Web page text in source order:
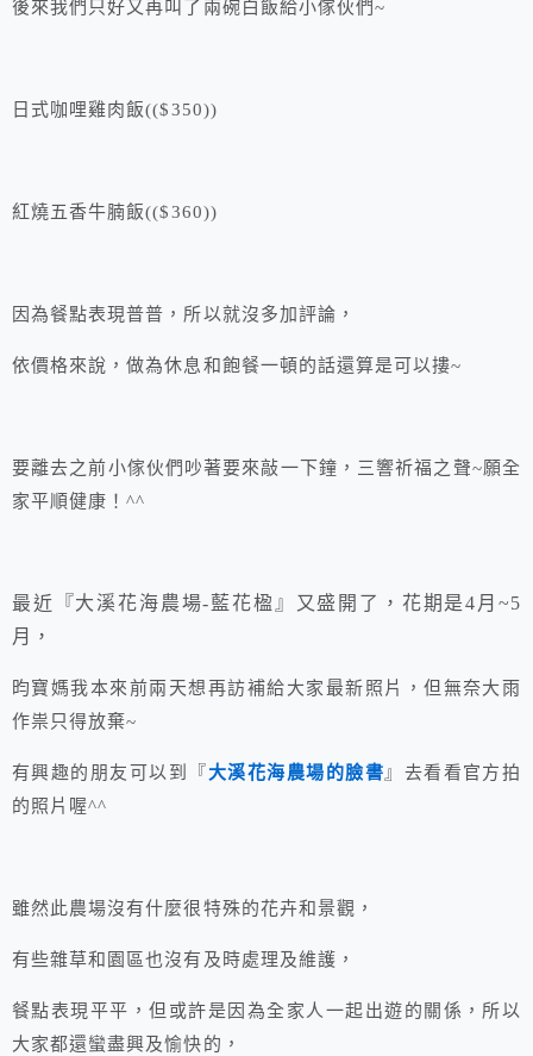
後來我們只好又再叫了兩碗白飯給小傢伙們~
日式咖哩雞肉飯(($350))
紅燒五香牛腩飯(($360))
因為餐點表現普普，所以就沒多加評論，
依價格來說，做為休息和飽餐一頓的話還算是可以摟~
要離去之前小傢伙們吵著要來敲一下鐘，三響祈福之聲~願全
家平順健康！^^
最近『大溪花海農場-藍花楹』又盛開了，花期是4月~5
月，
昀寶媽我本來前兩天想再訪補給大家最新照片，但無奈大雨
作祟只得放棄~
有興趣的朋友可以到『大溪花海農場的臉書』去看看官方拍
的照片喔^^
雖然此農場沒有什麼很特殊的花卉和景觀，
有些雜草和園區也沒有及時處理及維護，
餐點表現平平，但或許是因為全家人一起出遊的關係，所以
大家都還蠻盡興及愉快的，